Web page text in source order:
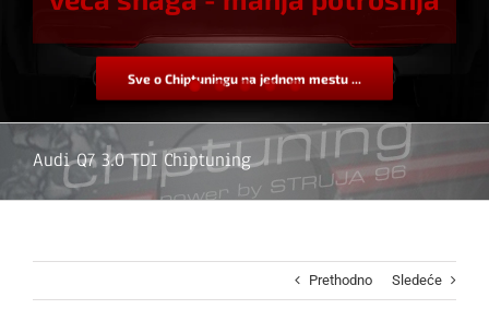
Sve o Chiptuningu na jednom mestu ...
Audi Q7 3.0 TDI Chiptuning
Prethodno Sledeće